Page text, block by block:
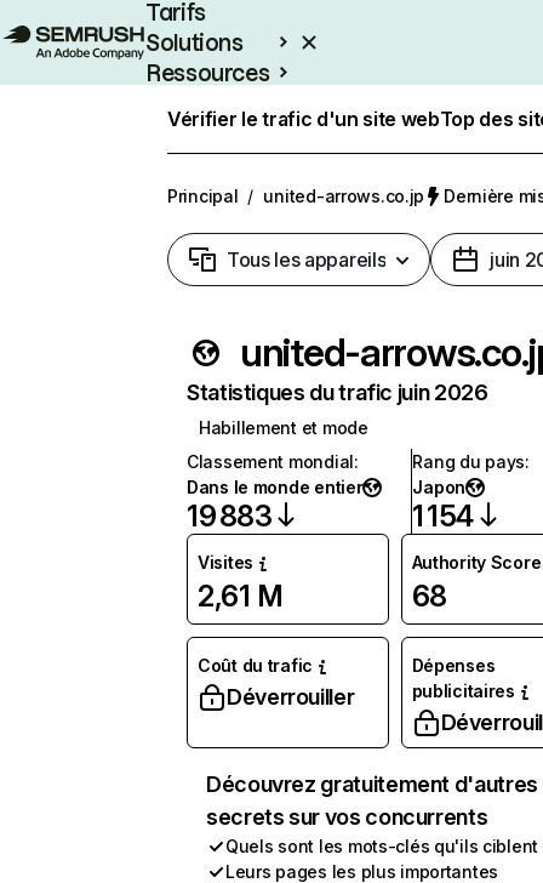
Tarifs
Solutions
Ressources
Vérifier le trafic d'un site webTop des
Principal / united-arrows.co.jp Dernière
Tous les appareils juin
united-
Statistiques du trafic juin 2026
Habillement et mode
Classement mondial:
Dans le monde entier
19 883
Rang du pays:
Japon
1 154
Visites
2,61 M
Authority Score
68
Coût du trafic
Déverrouiller
Dépenses
publicitaires
Découvrez gratuitement d'autres
secrets sur vos concurrents
Quels sont les mots-clés qu'ils ciblent
Leurs pages les plus importantes